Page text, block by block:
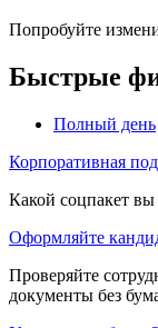
Попробуйте
Быстрые
Полный день
Корпоративная
Какой соцпакет
Оформляйте
Проверяйте
документы без